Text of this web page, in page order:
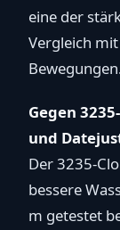
eine der
Vergleich
Gegen
und
Der 3235-
bessere
m getestet